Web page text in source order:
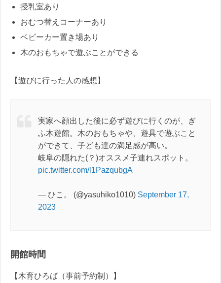
授乳室あり
おむつ替えコーナーあり
ベビーカー置き場あり
木のおもちゃで遊ぶことができる
【遊びに行った人の感想】
実家へ顔出した後に必ず遊びに行くのが、ぎ
ふ木遊館。木のおもちゃや、遊具で遊ぶこと
ができて、子ども達の満足感が高い。
岐阜の隠れた(？)オススメ子連れスポット。
pic.twitter.com/l1PazqubgA
— ひこ。 (@yasuhiko1010) September 17,
2023
開館時間
【木育ひろば（事前予約制）】